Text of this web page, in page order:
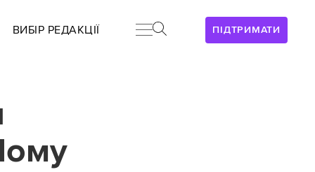
ПІДТРИМАТИ
ВИБІР РЕДАКЦІЇ